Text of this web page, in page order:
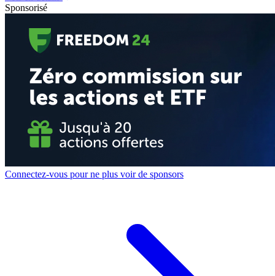
Sponsorisé
Connectez-vous pour ne plus voir de sponsors